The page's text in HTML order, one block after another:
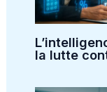
la lutte